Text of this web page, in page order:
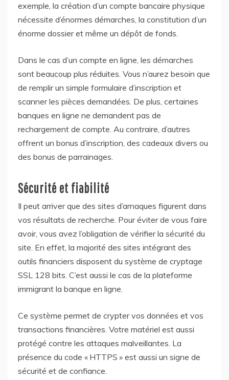
exemple, la création d’un compte bancaire physique
nécessite d’énormes démarches, la constitution d’un
énorme dossier et même un dépôt de fonds.
Dans le cas d’un compte en ligne, les démarches
sont beaucoup plus réduites. Vous n’aurez besoin que
de remplir un simple formulaire d’inscription et
scanner les pièces demandées. De plus, certaines
banques en ligne ne demandent pas de
rechargement de compte. Au contraire, d’autres
offrent un bonus d’inscription, des cadeaux divers ou
des bonus de parrainages.
Sécurité et fiabilité
Il peut arriver que des sites d’arnaques figurent dans
vos résultats de recherche. Pour éviter de vous faire
avoir, vous avez l’obligation de vérifier la sécurité du
site. En effet, la majorité des sites intégrant des
outils financiers disposent du système de cryptage
SSL 128 bits. C’est aussi le cas de la plateforme
immigrant la banque en ligne.
Ce système permet de crypter vos données et vos
transactions financières. Votre matériel est aussi
protégé contre les attaques malveillantes. La
présence du code « HTTPS » est aussi un signe de
sécurité et de confiance.